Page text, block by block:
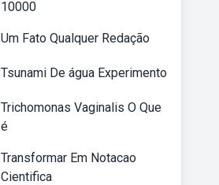
10000
Um Fato Qualquer Redação
Tsunami De água Experimento
Trichomonas Vaginalis O Que
é
Transformar Em Notacao
Cientifica